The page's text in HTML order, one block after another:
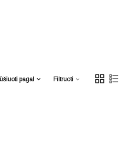
Filtruoti
pagal